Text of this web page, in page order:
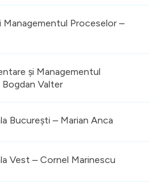
Managementul Proceselor –
și Managementul
Valter
București – Marian Anca
Vest – Cornel Marinescu